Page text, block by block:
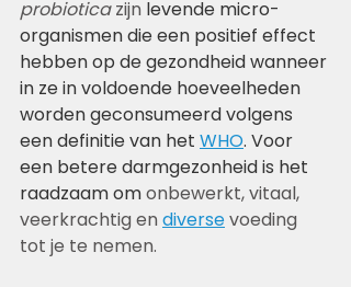
probiotica zijn levende micro-
organismen die een positief effect
hebben op de gezondheid wanneer
in ze in voldoende hoeveelheden
worden geconsumeerd volgens
een definitie van het WHO. Voor
een betere darmgezonheid is het
raadzaam om onbewerkt, vitaal,
veerkrachtig en diverse voeding
tot je te nemen.